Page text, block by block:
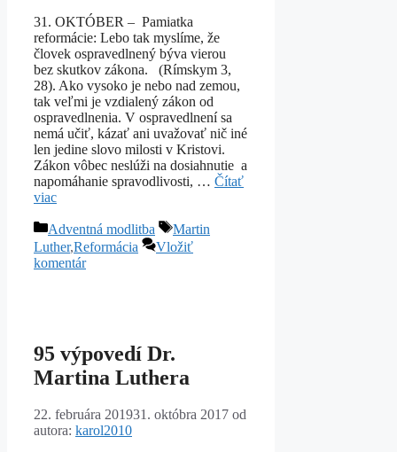
31. OKTÓBER – Pamiatka
reformácie: Lebo tak myslíme, že
človek ospravedlnený býva vierou
bez skutkov zákona. (Rímskym 3,
28). Ako vysoko je nebo nad zemou,
tak veľmi je vzdialený zákon od
ospravedlnenia. V ospravedlnení sa
nemá učiť, kázať ani uvažovať nič iné
len jedine slovo milosti v Kristovi.
Zákon vôbec neslúži na dosiahnutie a
napomáhanie spravodlivosti, … Čítať
viac
Kategórie
Adventná modlitba Značky
Martin
Luther,Reformácia
Vložiť
komentár
95 výpovedí Dr.
Martina Luthera
22. februára 201931. októbra 2017 od
autora: karol2010